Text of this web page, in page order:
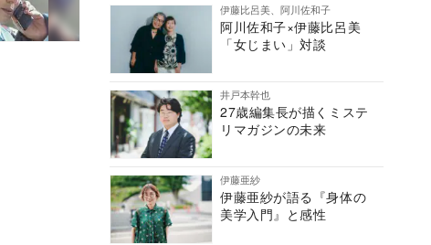
伊藤比呂美、阿川佐和子
阿川佐和子×伊藤比呂美
「女じまい」対談
井戸本幹也
27歳編集長が描くミステ
リマガジンの未来
伊藤亜紗
伊藤亜紗が語る『身体の
美学入門』と感性